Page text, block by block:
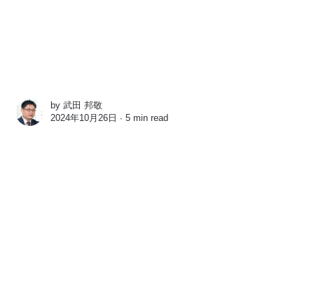
by武田 邦敬
2024年10月26日 ∙5 min read